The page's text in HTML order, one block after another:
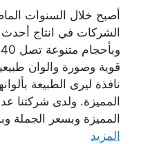
أصبح خلال السنوات
الشركات في انتاج
قوية وصورة والوان
نافذة ليرى الطبيعة
المميزة. ولدى
المميزة وبسعر الجملة
المزيد